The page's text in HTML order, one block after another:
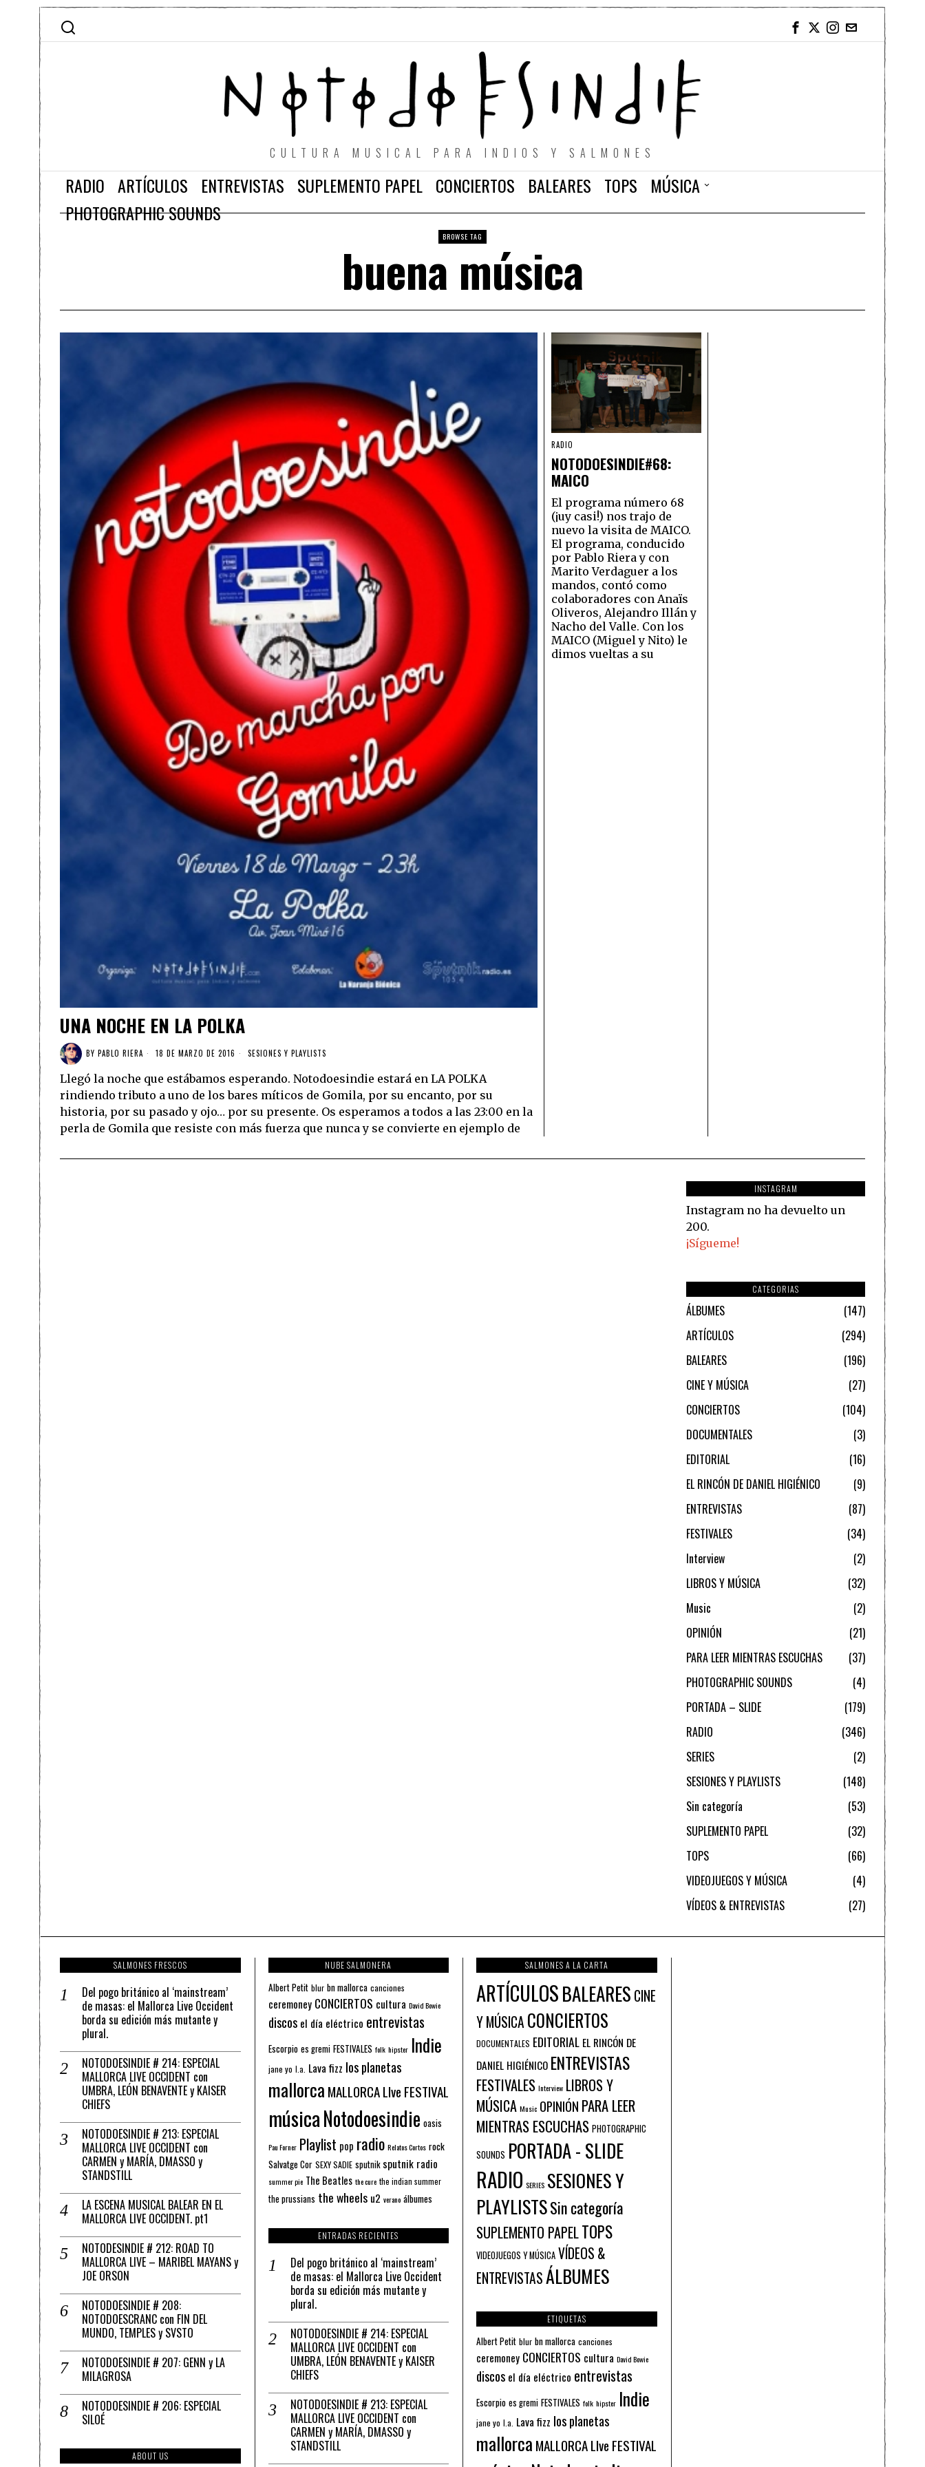
CULTURA MUSICAL PARA INDIOS Y SALMONES
RADIO ARTÍCULOS ENTREVISTAS SUPLEMENTO PAPEL CONCIERTOS BALEARES TOPS
MÚSICA
PHOTOGRAPHIC SOUNDS
BROWSE TAG
buena música
UNA NOCHE EN LA POLKA
BY PABLO RIERA 18 DE MARZO DE 2016 SESIONES Y PLAYLISTS
Llegó la noche que estábamos esperando. Notodoesindie estará en LA POLKA
rindiendo tributo a uno de los bares míticos de Gomila, por su encanto, por su
historia, por su pasado y ojo… por su presente. Os esperamos a todos a las 23:00 en la
perla de Gomila que resiste con más fuerza que nunca y se convierte en ejemplo de
RADIO
NOTODOESINDIE#68:
MAICO
El programa número 68
(¡uy casi!) nos trajo de
nuevo la visita de MAICO.
El programa, conducido
por Pablo Riera y con
Marito Verdaguer a los
mandos, contó como
colaboradores con Anaïs
Oliveros, Alejandro Illán y
Nacho del Valle. Con los
MAICO (Miguel y Nito) le
dimos vueltas a su
INSTAGRAM
Instagram no ha devuelto un
200.
¡Sígueme!
CATEGORIAS
ÁLBUMES
147
ARTÍCULOS
294
BALEARES
196
CINE Y MÚSICA
27
CONCIERTOS
104
DOCUMENTALES
3
EDITORIAL
16
EL RINCÓN DE DANIEL HIGIÉNICO
9
ENTREVISTAS
87
FESTIVALES
34
Interview
2
LIBROS Y MÚSICA
32
Music
2
OPINIÓN
21
PARA LEER MIENTRAS ESCUCHAS
37
PHOTOGRAPHIC SOUNDS
4
PORTADA – SLIDE
179
RADIO
346
SERIES
2
SESIONES Y PLAYLISTS
148
Sin categoría
53
SUPLEMENTO PAPEL
32
TOPS
66
VIDEOJUEGOS Y MÚSICA
4
VÍDEOS & ENTREVISTAS
27
SALMONES FRESCOS
Del pogo británico al ‘mainstream’
de masas: el Mallorca Live Occident
borda su edición más mutante y
plural.
NOTODOESINDIE # 214: ESPECIAL
MALLORCA LIVE OCCIDENT con
UMBRA, LEÓN BENAVENTE y KAISER
CHIEFS
NOTODOESINDIE # 213: ESPECIAL
MALLORCA LIVE OCCIDENT con
CARMEN y MARÍA, DMASSO y
STANDSTILL
LA ESCENA MUSICAL BALEAR EN EL
MALLORCA LIVE OCCIDENT. pt1
NOTODESINDIE # 212: ROAD TO
MALLORCA LIVE – MARIBEL MAYANS y
JOE ORSON
NOTODOESINDIE # 208:
NOTODOESCRANC con FIN DEL
MUNDO, TEMPLES y SVSTO
NOTODOESINDIE # 207: GENN y LA
MILAGROSA
NOTODOESINDIE # 206: ESPECIAL
SILOÉ
ABOUT US
NUBE SALMONERA
Albert Petit blur bn mallorca canciones
ceremoney CONCIERTOS cultura David Bowie
discos el día eléctrico entrevistas
Escorpio es gremi FESTIVALES folk hipster Indie
jane yo l.a. Lava fizz los planetas
mallorca MALLORCA LIve FESTIVAL
músicaNotodoesindie oasis
Pau Forner Playlist pop radio Relatos Cortos rock
Salvatge Cor SEXY SADIE sputnik sputnik radio
summer pie The Beatles the cure the indian summer
the prussians the wheels u2 verano álbumes
ENTRADAS RECIENTES
Del pogo británico al ‘mainstream’
de masas: el Mallorca Live Occident
borda su edición más mutante y
plural.
NOTODOESINDIE # 214: ESPECIAL
MALLORCA LIVE OCCIDENT con
UMBRA, LEÓN BENAVENTE y KAISER
CHIEFS
NOTODOESINDIE # 213: ESPECIAL
MALLORCA LIVE OCCIDENT con
CARMEN y MARÍA, DMASSO y
STANDSTILL
SALMONES A LA CARTA
ARTÍCULOSBALEARES CINE
Y MÚSICA CONCIERTOS
DOCUMENTALES EDITORIAL EL RINCÓN DE
DANIEL HIGIÉNICO ENTREVISTAS
FESTIVALES Interview LIBROS Y
MÚSICA Music OPINIÓN PARA LEER
MIENTRAS ESCUCHAS PHOTOGRAPHIC
SOUNDS PORTADA - SLIDE
RADIO SERIES SESIONES Y
PLAYLISTSSin categoría
SUPLEMENTO PAPELTOPS
VIDEOJUEGOS Y MÚSICA VÍDEOS &
ENTREVISTASÁLBUMES
ETIQUETAS
Albert Petit blur bn mallorca canciones
ceremoney CONCIERTOS cultura David Bowie
discos el día eléctrico entrevistas
Escorpio es gremi FESTIVALES folk hipster Indie
jane yo l.a. Lava fizz los planetas
mallorca MALLORCA LIve FESTIVAL